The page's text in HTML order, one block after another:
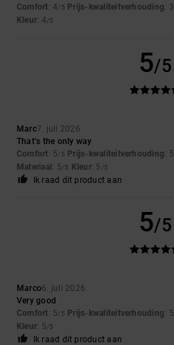
Comfort: 4/5 Prijs-kwaliteitverhouding: 3
Kleur: 4/5
5/5
Marc7. juli 2026
That’s the only way
Comfort: 5/5 Prijs-kwaliteitverhouding: 5
Materiaal: 5/5 Kleur: 5 /5
Ik raad dit product aan
5/5
Marco6. juli 2026
Very good
Comfort: 5/5 Prijs-kwaliteitverhouding: 5
Kleur: 5/5
Ik raad dit product aan